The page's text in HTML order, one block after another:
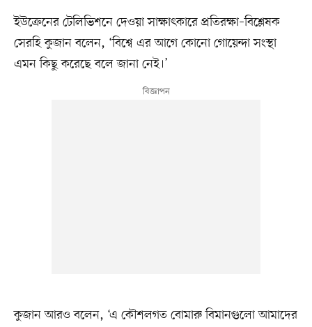
ইউক্রেনের টেলিভিশনে দেওয়া সাক্ষাৎকারে প্রতিরক্ষা–বিশ্লেষক
সেরহি কুজান বলেন, ‘বিশ্বে এর আগে কোনো গোয়েন্দা সংস্থা
এমন কিছু করেছে বলে জানা নেই।’
কুজান আরও বলেন, ‘এ কৌশলগত বোমারু বিমানগুলো আমাদের